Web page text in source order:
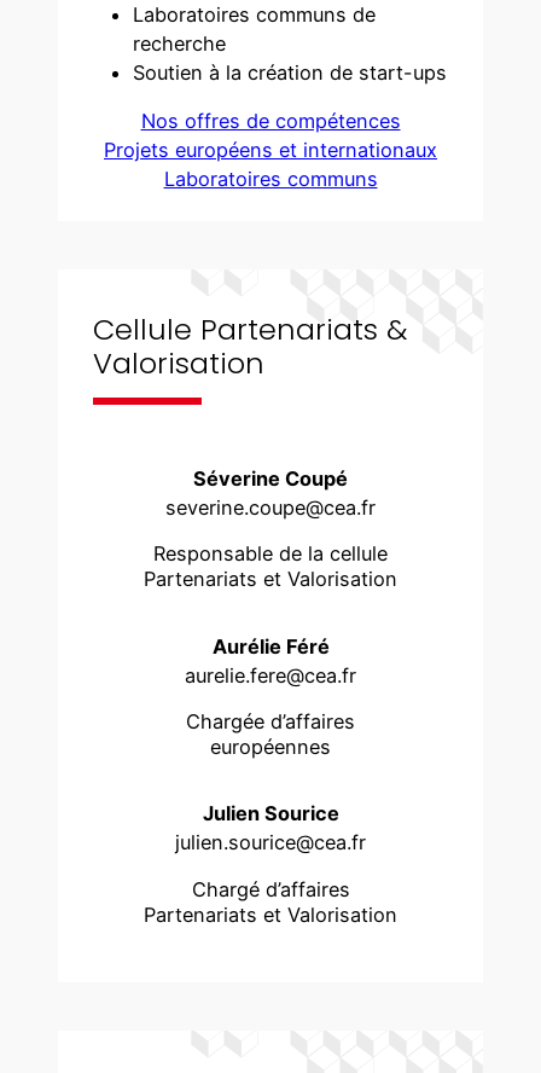
Laboratoires communs de
recherche
Soutien à la création de start-ups
Nos offres de compétences
Projets européens et internationaux
Laboratoires communs
Cellule Partenariats &
Valorisation
Séverine Coupé
severine.coupe@cea.fr
Responsable de la cellule
Partenariats et Valorisation
Aurélie Féré
aurelie.fere@cea.fr
Chargée d’affaires
européennes
Julien Sourice
julien.sourice@cea.fr
Chargé d’affaires
Partenariats et Valorisation